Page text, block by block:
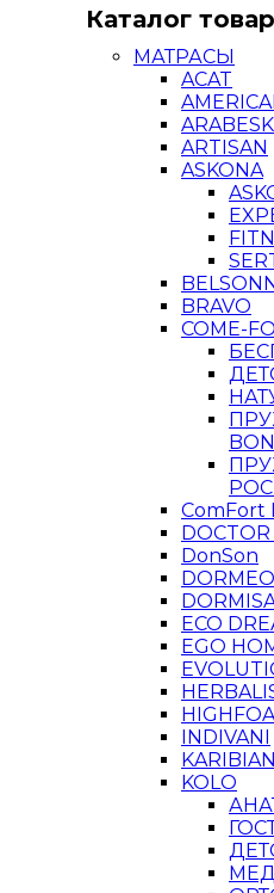
Каталог
МАТРАСЫ
ACAT
ARTISAN
ASKONA
BRAVO
COME-
ComFort
DOCTOR
DonSon
DORMEO
ECO
EGO
INDIVANI
KOLO